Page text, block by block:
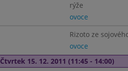
rýže
ovoce
Rizoto ze
ovoce
Čtvrtek 15. 12. 2011 (11:45 - 14:00)